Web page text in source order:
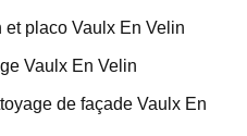
placo Vaulx En Velin
Vaulx En Velin
de façade Vaulx En